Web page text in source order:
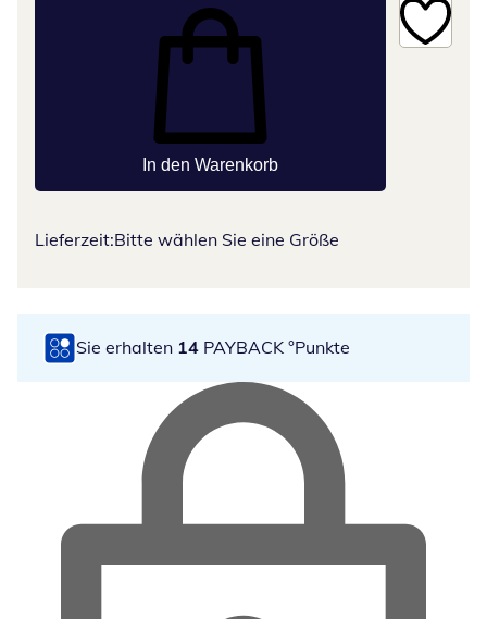
In den Warenkorb
Lieferzeit:Bitte wählen Sie eine Größe
Sie erhalten 14 PAYBACK °Punkte